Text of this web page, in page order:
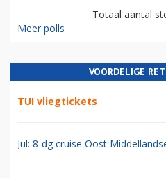
Totaal aantal
Meer polls
VOORDELIGE
TUI vliegtickets
Jul: 8-dg cruise Oost